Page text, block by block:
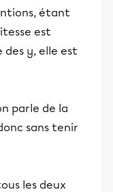
étant
est
des y, elle est
parle de la
sans tenir
les deux